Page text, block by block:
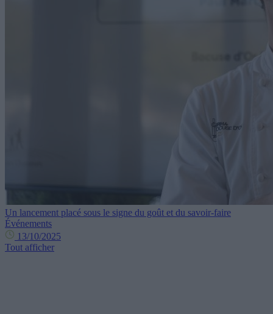
Un lancement placé sous le signe du goût et du savoir-faire
Événements
13/10/2025
Tout afficher